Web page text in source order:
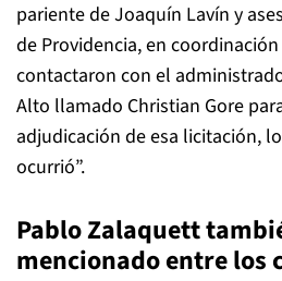
pariente de Joaquín Lavín y
de Providencia, en
contactaron con el
Alto llamado Christian Gore
adjudicación de esa licitación,
ocurrió”.
Pablo Zalaquett
mencionado entre los